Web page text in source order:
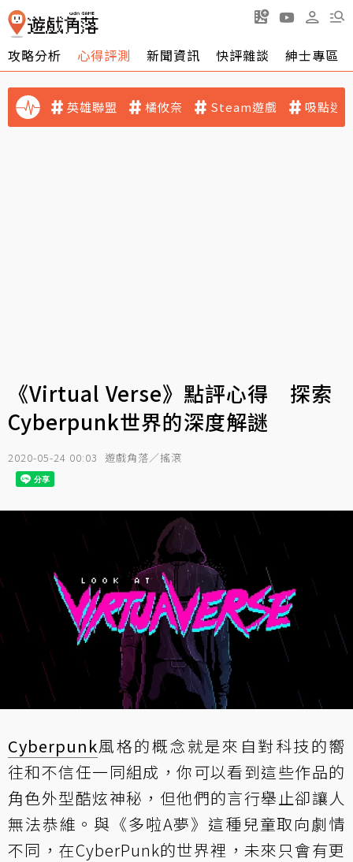
攻略分析 心得評測 新聞資訊 快評雜談 紳士專區
英雄聯盟 橘攸奈 Steam遊戲 吸點迷
《Virtual Verse》點評心得 探索
Cyberpunk世界的深度解謎
2020-05-24 00:03 遊戲角落／搖滾
Cyberpunk風格的概念就是來自對科技的嚮
往和不信任一同組成，你可以看到這些作品的
角色外型酷炫神秘，但他們的言行舉止卻讓人
無法恭維。與《多啦A夢》這種兒童取向劇情
不同，在CyberPunk的世界裡，未來只會有更